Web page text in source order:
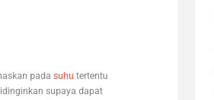
pada suhu tertentu
supaya dapat